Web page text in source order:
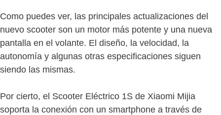
Como puedes ver, las principales actualizaciones del
nuevo scooter son un motor más potente y una nueva
pantalla en el volante. El diseño, la velocidad, la
autonomía y algunas otras especificaciones siguen
siendo las mismas.
Por cierto, el Scooter Eléctrico 1S de Xiaomi Mijia
soporta la conexión con un smartphone a través de